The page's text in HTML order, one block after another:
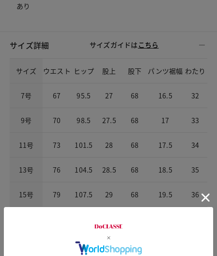
あり
サイズ詳細 サイズガイドは こちら
サイズ ウエスト ヒップ 股上 股下 パンツ裾幅 わたり
7号 67 95.5 27 68 16.5 32
9号 70 98.5 27.5 68 17 33
11号 73 101.5 28 68 17.5 34
13号 76 104.5 28.5 68 18.5 35
15号 79 107.5 29 68 19.5 36
お店で試着する
チャット相談をする 店頭在庫を見る